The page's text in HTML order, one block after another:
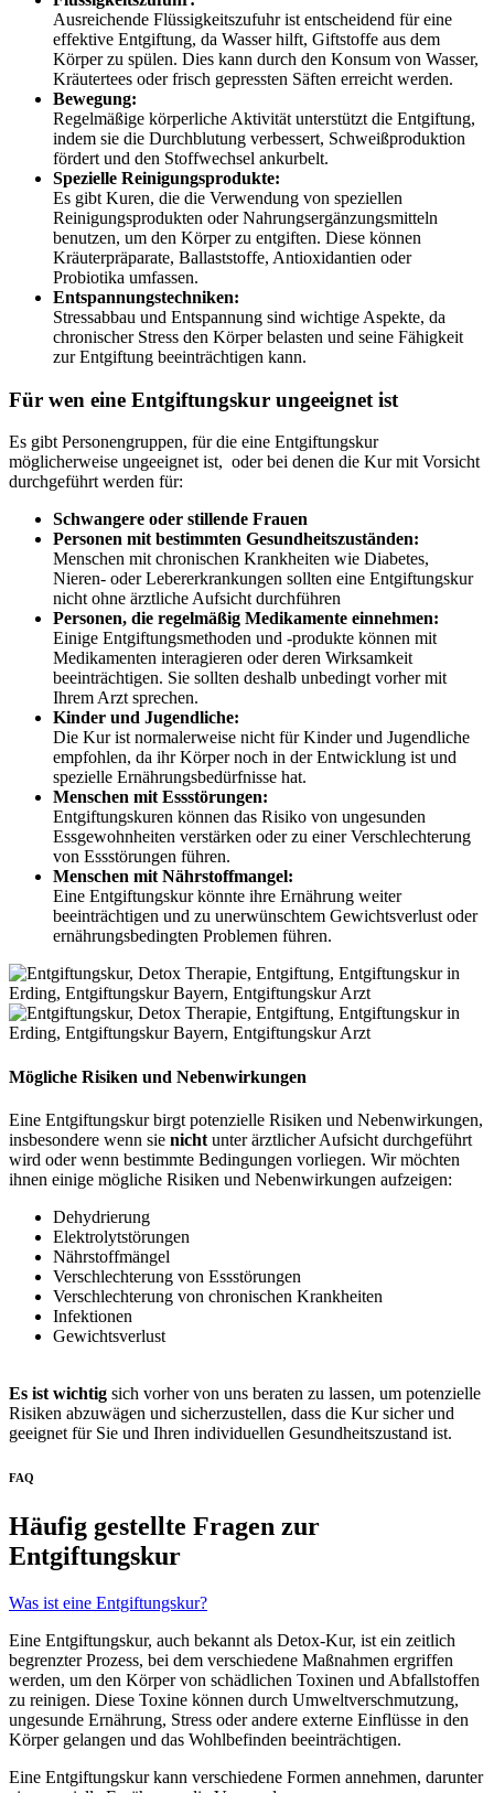
Ausreichende Flüssigkeitszufuhr ist entscheidend für eine
effektive Entgiftung, da Wasser hilft, Giftstoffe aus dem
Körper zu spülen. Dies kann durch den Konsum von Wasser,
Kräutertees oder frisch gepressten Säften erreicht werden.
Bewegung:
Regelmäßige körperliche Aktivität unterstützt die Entgiftung,
indem sie die Durchblutung verbessert, Schweißproduktion
fördert und den Stoffwechsel ankurbelt.
Spezielle Reinigungsprodukte:
Es gibt Kuren, die die Verwendung von speziellen
Reinigungsprodukten oder Nahrungsergänzungsmitteln
benutzen, um den Körper zu entgiften. Diese können
Kräuterpräparate, Ballaststoffe, Antioxidantien oder
Probiotika umfassen.
Entspannungstechniken:
Stressabbau und Entspannung sind wichtige Aspekte, da
chronischer Stress den Körper belasten und seine Fähigkeit
zur Entgiftung beeinträchtigen kann.
Für wen eine Entgiftungskur ungeeignet ist
Es gibt Personengruppen, für die eine Entgiftungskur
möglicherweise ungeeignet ist, oder bei denen die Kur mit Vorsicht
durchgeführt werden für:
Schwangere oder stillende Frauen
Personen mit bestimmten Gesundheitszuständen:
Menschen mit chronischen Krankheiten wie Diabetes,
Nieren- oder Lebererkrankungen sollten eine Entgiftungskur
nicht ohne ärztliche Aufsicht durchführen
Personen, die regelmäßig Medikamente einnehmen:
Einige Entgiftungsmethoden und -produkte können mit
Medikamenten interagieren oder deren Wirksamkeit
beeinträchtigen. Sie sollten deshalb unbedingt vorher mit
Ihrem Arzt sprechen.
Kinder und Jugendliche:
Die Kur ist normalerweise nicht für Kinder und Jugendliche
empfohlen, da ihr Körper noch in der Entwicklung ist und
spezielle Ernährungsbedürfnisse hat.
Menschen mit Essstörungen:
Entgiftungskuren können das Risiko von ungesunden
Essgewohnheiten verstärken oder zu einer Verschlechterung
von Essstörungen führen.
Menschen mit Nährstoffmangel:
Eine Entgiftungskur könnte ihre Ernährung weiter
beeinträchtigen und zu unerwünschtem Gewichtsverlust oder
ernährungsbedingten Problemen führen.
Mögliche Risiken und Nebenwirkungen
Eine Entgiftungskur birgt potenzielle Risiken und Nebenwirkungen,
insbesondere wenn sie nicht unter ärztlicher Aufsicht durchgeführt
wird oder wenn bestimmte Bedingungen vorliegen. Wir möchten
ihnen einige mögliche Risiken und Nebenwirkungen aufzeigen:
Dehydrierung
Elektrolytstörungen
Nährstoffmängel
Verschlechterung von Essstörungen
Verschlechterung von chronischen Krankheiten
Infektionen
Gewichtsverlust
Es ist wichtig sich vorher von uns beraten zu lassen, um potenzielle
Risiken abzuwägen und sicherzustellen, dass die Kur sicher und
geeignet für Sie und Ihren individuellen Gesundheitszustand ist.
FAQ
Häufig gestellte Fragen zur
Entgiftungskur
Was ist eine Entgiftungskur?
Eine Entgiftungskur, auch bekannt als Detox-Kur, ist ein zeitlich
begrenzter Prozess, bei dem verschiedene Maßnahmen ergriffen
werden, um den Körper von schädlichen Toxinen und Abfallstoffen
zu reinigen. Diese Toxine können durch Umweltverschmutzung,
ungesunde Ernährung, Stress oder andere externe Einflüsse in den
Körper gelangen und das Wohlbefinden beeinträchtigen.
Eine Entgiftungskur kann verschiedene Formen annehmen, darunter